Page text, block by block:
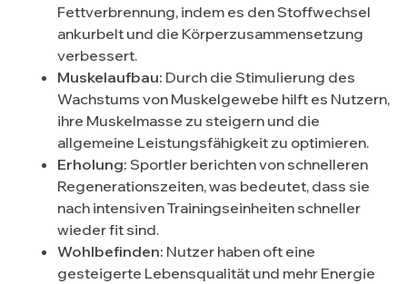
Fettverbrennung, indem es den Stoffwechsel
ankurbelt und die Körperzusammensetzung
verbessert.
Muskelaufbau: Durch die Stimulierung des
Wachstums von Muskelgewebe hilft es Nutzern,
ihre Muskelmasse zu steigern und die
allgemeine Leistungsfähigkeit zu optimieren.
Erholung: Sportler berichten von schnelleren
Regenerationszeiten, was bedeutet, dass sie
nach intensiven Trainingseinheiten schneller
wieder fit sind.
Wohlbefinden: Nutzer haben oft eine
gesteigerte Lebensqualität und mehr Energie